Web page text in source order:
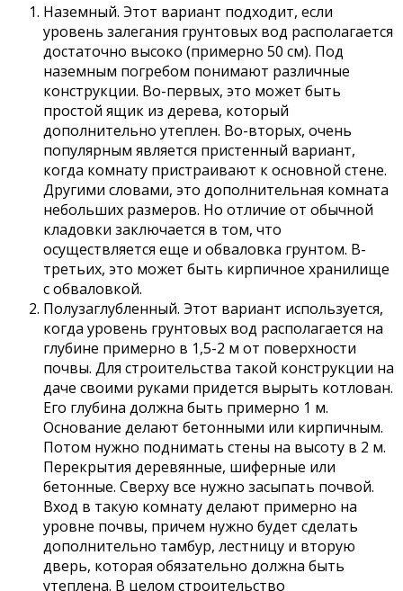
Наземный. Этот вариант подходит, если
уровень залегания грунтовых вод располагается
достаточно высоко (примерно 50 см). Под
наземным погребом понимают различные
конструкции. Во-первых, это может быть
простой ящик из дерева, который
дополнительно утеплен. Во-вторых, очень
популярным является пристенный вариант,
когда комнату пристраивают к основной стене.
Другими словами, это дополнительная комната
небольших размеров. Но отличие от обычной
кладовки заключается в том, что
осуществляется еще и обваловка грунтом. В-
третьих, это может быть кирпичное хранилище
с обваловкой.
Полузаглубленный. Этот вариант используется,
когда уровень грунтовых вод располагается на
глубине примерно в 1,5-2 м от поверхности
почвы. Для строительства такой конструкции на
даче своими руками придется вырыть котлован.
Его глубина должна быть примерно 1 м.
Основание делают бетонными или кирпичным.
Потом нужно поднимать стены на высоту в 2 м.
Перекрытия деревянные, шиферные или
бетонные. Сверху все нужно засыпать почвой.
Вход в такую комнату делают примерно на
уровне почвы, причем нужно будет сделать
дополнительно тамбур, лестницу и вторую
дверь, которая обязательно должна быть
утеплена. В целом строительство